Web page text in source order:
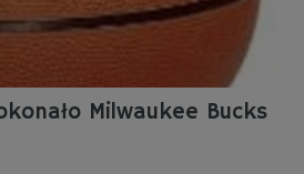
Milwaukee Bucks